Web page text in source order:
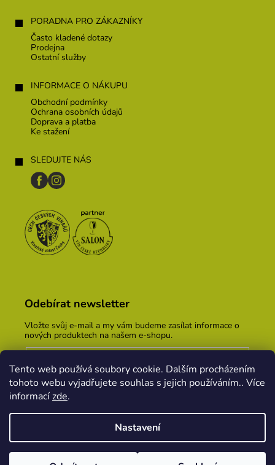
Tento web používá soubory cookie. Dalším procházením
tohoto webu vyjadřujete souhlas s jejich používáním.. Více
informacízde.
Nastavení
PORADNA PRO ZÁKAZNÍKY
Často kladené dotazy
Prodejna
Ostatní služby
INFORMACE O NÁKUPU
Obchodní podmínky
Ochrana osobních údajů
Doprava a platba
Ke stažení
SLEDUJTE NÁS
Odebírat newsletter
Vložte svůj e-mail a my vám budeme zasílat informace o
nových produktech na našem e-shopu.
Vložením e-mailu souhlasíte spodmínkami ochrany
osobních údajů
PŘIHLÁSIT SE